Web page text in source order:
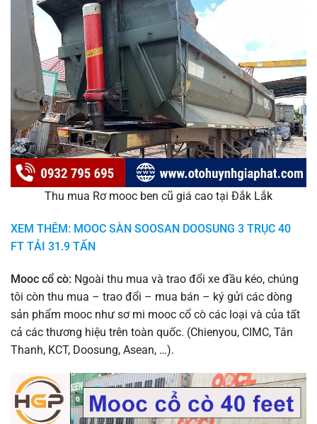
Thu mua Rơ mooc ben cũ giá cao tại Đắk Lắk
XEM THÊM: MOOC SÀN SOOSAN DOOSUNG 3 TRỤC 40
FT TẢI 31.9 TẤN
Mooc cổ cò: Ngoài thu mua và trao đổi xe đầu kéo, chúng
tôi còn thu mua – trao đổi – mua bán – ký gửi các dòng
sản phẩm mooc như sơ mi mooc cổ cò các loại và của tất
cả các thương hiệu trên toàn quốc. (Chienyou, CIMC, Tân
Thanh, KCT, Doosung, Asean, …).